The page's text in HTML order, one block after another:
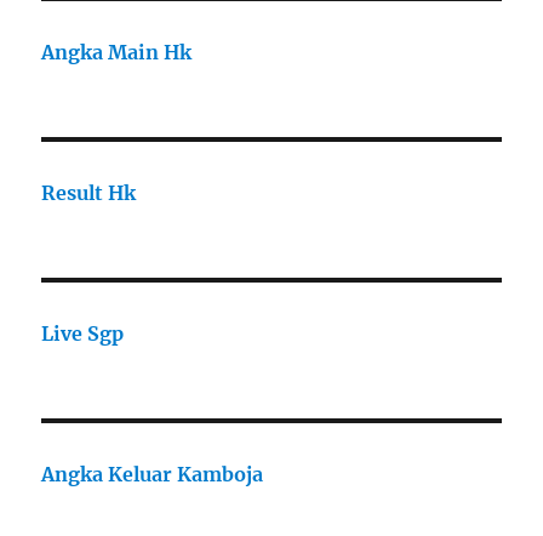
Angka Main Hk
Result Hk
Live Sgp
Angka Keluar Kamboja